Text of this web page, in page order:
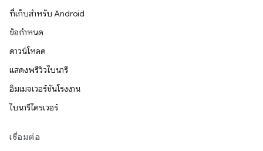
ที่เก็บสำหรับ Android
ข้อกำหนด
ดาวน์โหลด
แสดงพรีวิวไบนารี
อิมเมจเวอร์ชันโรงงาน
ไบนารีไดรเวอร์
เชื่อมต่อ